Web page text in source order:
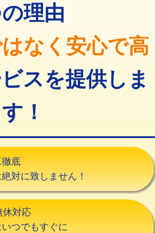
16,500円
現場見積
・清掃・修
22,000円
・清掃・修
（重作業）
33,000円
8,800円～
・デッキ
13,200円+材料費
・デッキ
16,500円+材料費
ラップ
理由
なく安心で高
スを提供しま
す！
底
対に致しません！
休対応
つでもすぐに